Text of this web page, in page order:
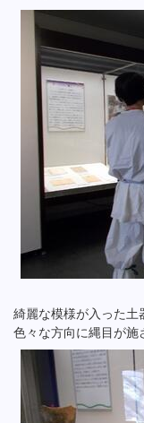
綺麗な模様が入った土
色々な方向に縄目が施